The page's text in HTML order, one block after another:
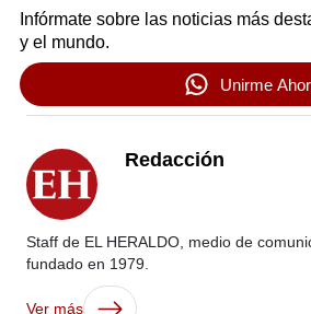
Infórmate sobre las noticias más
y el mundo.
Unirme
Redacción
Staff de EL HERALDO, medio de
fundado en 1979.
Ver más